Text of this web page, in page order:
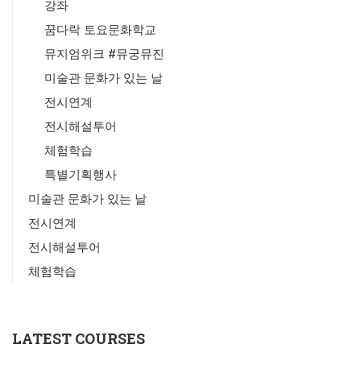
강좌
꿈다락 토요문화학교
뮤지엄위크 #뮤궁뮤진
미술관 문화가 있는 날
전시연계
전시해설투어
체험학습
특별기획행사
미술관 문화가 있는 날
전시연계
전시해설투어
체험학습
LATEST COURSES